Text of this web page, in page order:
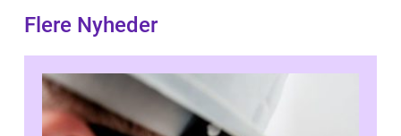
Flere Nyheder